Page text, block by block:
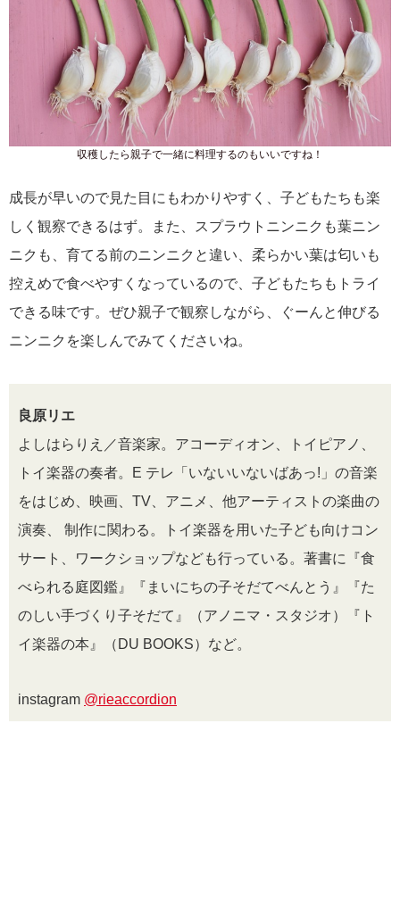
収穫したら親子で一緒に料理するのもいいですね！
成長が早いので見た目にもわかりやすく、子どもたちも楽
しく観察できるはず。また、スプラウトニンニクも葉ニン
ニクも、育てる前のニンニクと違い、柔らかい葉は匂いも
控えめで食べやすくなっているので、子どもたちもトライ
できる味です。ぜひ親子で観察しながら、ぐーんと伸びる
ニンニクを楽しんでみてくださいね。
良原リエ
よしはらりえ／音楽家。アコーディオン、トイピアノ、
トイ楽器の奏者。E テレ「いないいないばあっ!」の音楽
をはじめ、映画、TV、アニメ、他アーティストの楽曲の
演奏、 制作に関わる。トイ楽器を用いた子ども向けコン
サート、ワークショップなども行っている。著書に『食
べられる庭図鑑』『まいにちの子そだてべんとう』『た
のしい手づくり子そだて』（アノニマ・スタジオ）『ト
イ楽器の本』（DU BOOKS）など。
instagram @rieaccordion